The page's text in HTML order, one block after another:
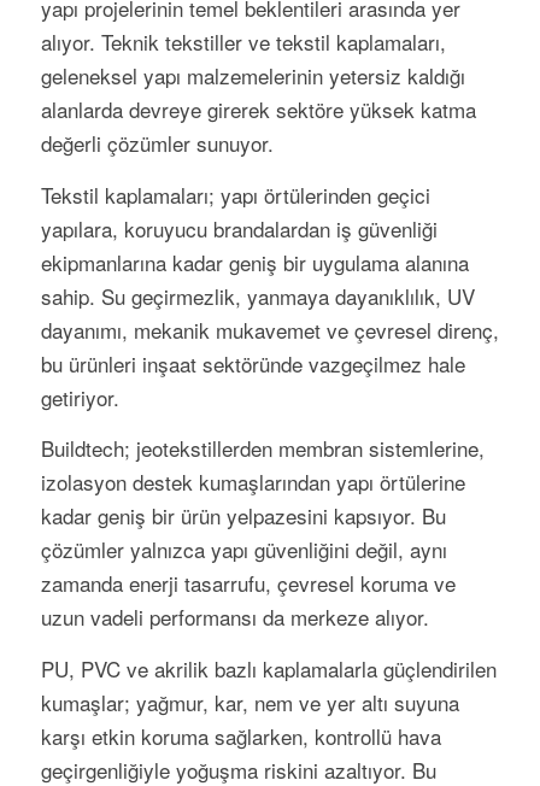
yapı projelerinin temel beklentileri arasında yer
alıyor. Teknik tekstiller ve tekstil kaplamaları,
geleneksel yapı malzemelerinin yetersiz kaldığı
alanlarda devreye girerek sektöre yüksek katma
değerli çözümler sunuyor.
Tekstil kaplamaları; yapı örtülerinden geçici
yapılara, koruyucu brandalardan iş güvenliği
ekipmanlarına kadar geniş bir uygulama alanına
sahip. Su geçirmezlik, yanmaya dayanıklılık, UV
dayanımı, mekanik mukavemet ve çevresel direnç,
bu ürünleri inşaat sektöründe vazgeçilmez hale
getiriyor.
Buildtech; jeotekstillerden membran sistemlerine,
izolasyon destek kumaşlarından yapı örtülerine
kadar geniş bir ürün yelpazesini kapsıyor. Bu
çözümler yalnızca yapı güvenliğini değil, aynı
zamanda enerji tasarrufu, çevresel koruma ve
uzun vadeli performansı da merkeze alıyor.
PU, PVC ve akrilik bazlı kaplamalarla güçlendirilen
kumaşlar; yağmur, kar, nem ve yer altı suyuna
karşı etkin koruma sağlarken, kontrollü hava
geçirgenliğiyle yoğuşma riskini azaltıyor. Bu